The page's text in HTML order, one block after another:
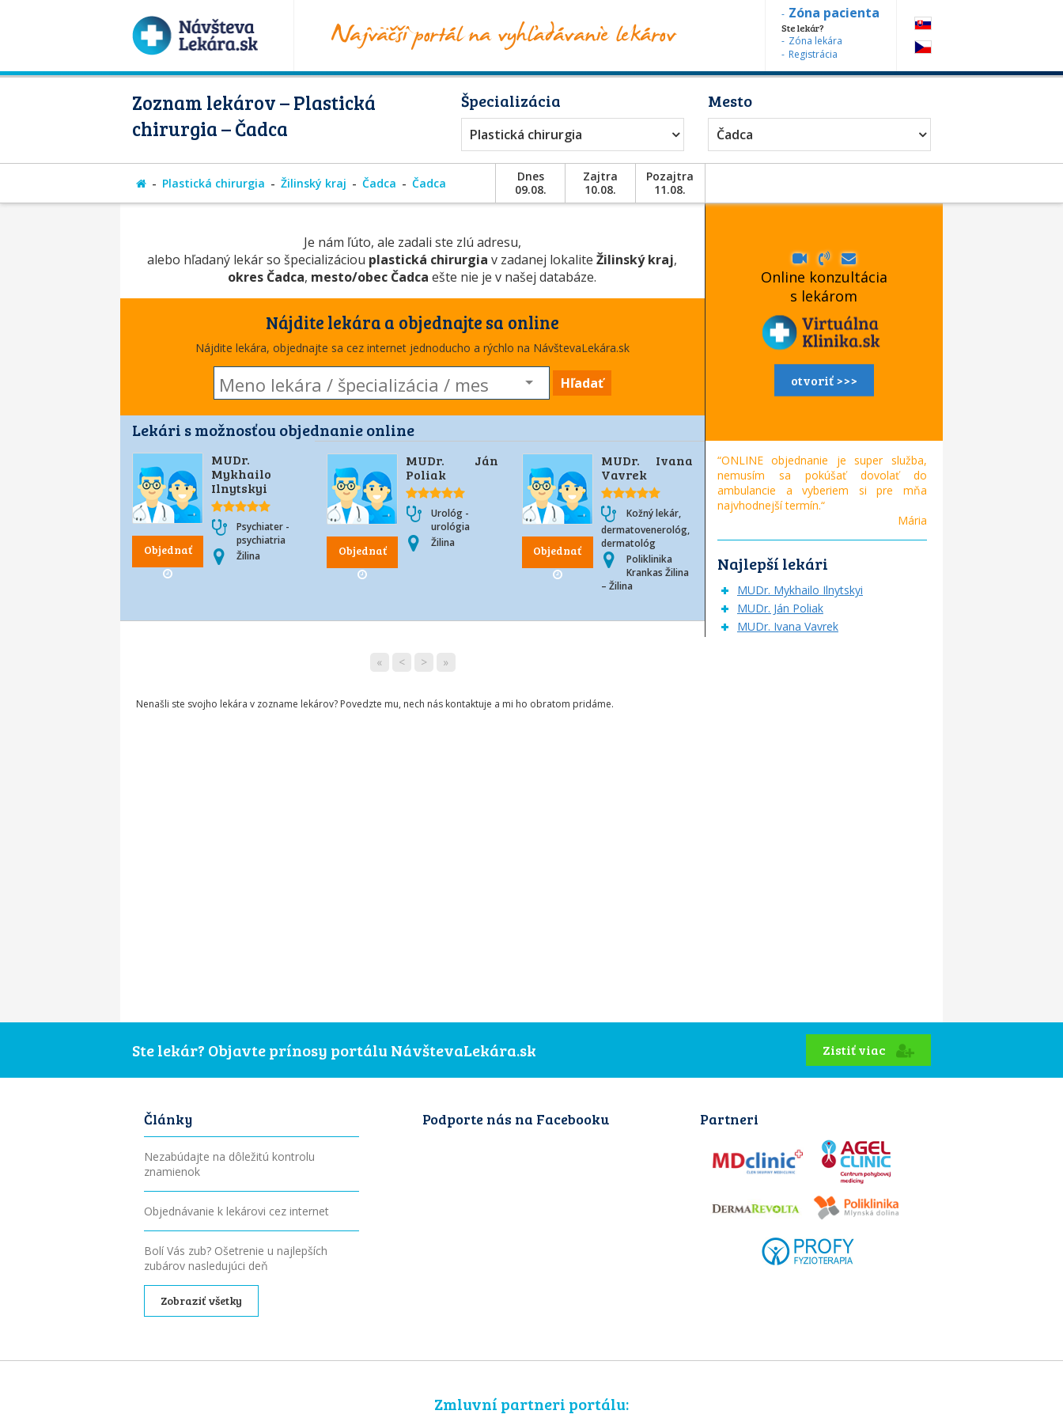
Zóna pacienta
Ste lekár?
Zóna lekára
Registrácia
Zoznam lekárov – Plastická
chirurgia – Čadca
Špecializácia
Plastická chirurgia
Mesto
Čadca
Plastická chirurgia Žilinský kraj Čadca Čadca
Dnes
09.08.
Zajtra
10.08.
Pozajtra
11.08.
Je nám ľúto, ale zadali ste zlú adresu,
alebo hľadaný lekár so špecializáciou plastická chirurgia v zadanej lokaliteŽilinský kraj,
okres Čadca, mesto/obec Čadca ešte nie je v našej databáze.
Nájdite lekára a objednajte sa online
Nájdite lekára, objednajte sa cez internet jednoducho a rýchlo na NávštevaLekára.sk
Hľadať
Lekári s možnosťou objednanie online
Objednať
MUDr.
Mykhailo
Ilnytskyi
Psychiater -
psychiatria
Žilina
Objednať
MUDr. Ján
Poliak
Urológ -
urológia
Žilina
Objednať
MUDr. Ivana
Vavrek
Kožný lekár,
dermatovenerológ,
dermatológ
Poliklinika
Krankas Žilina
– Žilina
« < > »
Nenašli ste svojho lekára v zozname lekárov? Povedzte mu, nech nás kontaktuje a mi ho obratom pridáme.
Online konzultácia
s lekárom
otvoriť >>>
“ONLINE objednanie je super služba,
nemusím sa pokúšať dovolať do
ambulancie a vyberiem si pre mňa
najvhodnejší termín.“
Mária
Najlepší lekári
MUDr. Mykhailo Ilnytskyi
MUDr. Ján Poliak
MUDr. Ivana Vavrek
Ste lekár? Objavte prínosy portálu NávštevaLekára.sk Zistiť viac
Články
Nezabúdajte na dôležitú kontrolu
znamienok
Objednávanie k lekárovi cez internet
Bolí Vás zub? Ošetrenie u najlepších
zubárov nasledujúci deň
Zobraziť všetky
Podporte nás na Facebooku Partneri
Zmluvní partneri portálu: